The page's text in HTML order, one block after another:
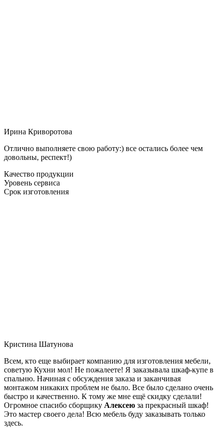
Ирина Криворотова
Отлично выполняете свою работу:) все остались более чем
довольны, респект!)
Качество продукции
Уровень сервиса
Срок изготовления
Кристина Шатунова
Всем, кто еще выбирает компанию для изготовления мебели,
советую Кухни мол! Не пожалеете! Я заказывала шкаф-купе в
спальню. Начиная с обсуждения заказа и заканчивая
монтажом никаких проблем не было. Все было сделано очень
быстро и качественно. К тому же мне ещё скидку сделали!
Огромное спасибо сборщику Алексею за прекрасный шкаф!
Это мастер своего дела! Всю мебель буду заказывать только
здесь.